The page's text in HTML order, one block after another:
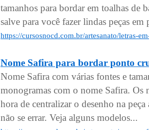
tamanhos para bordar em toalhas de
salve para você fazer lindas peças
https://cursosnocd.com.br/artesanato/letras-
Nome Safira para bordar ponto
Nome Safira com várias fontes e
monogramas com o nome Safira.
hora de centralizar o desenho na
não se errar. Veja alguns modelos...